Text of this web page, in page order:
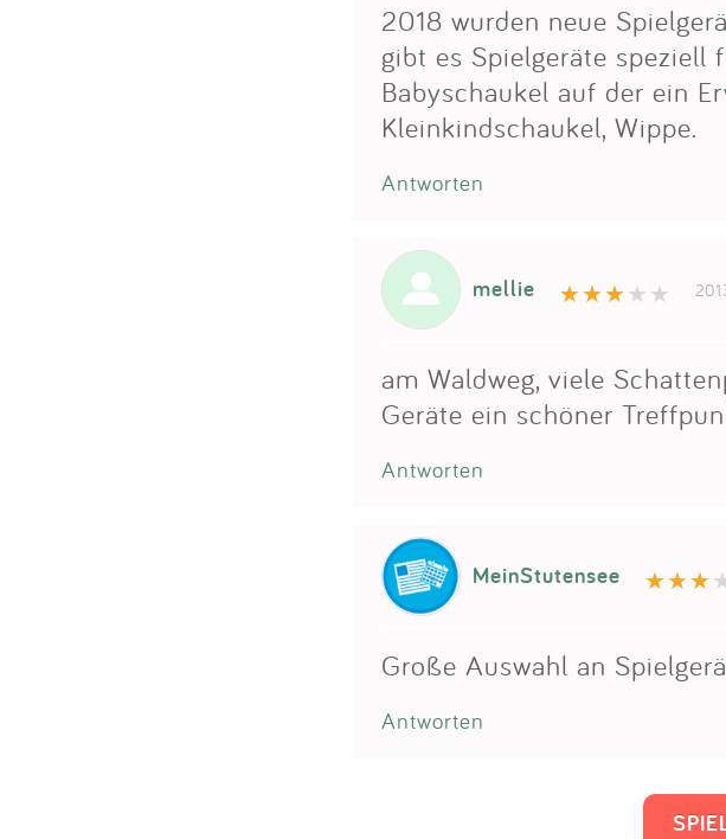
2018 wurden neue
gibt es Spielgeräte speziell
Babyschaukel auf der ein
Kleinkindschaukel, Wippe.
Antworten
mellie
am Waldweg, viele
Geräte ein schöner
Antworten
MeinStutensee
Große Auswahl an
Antworten